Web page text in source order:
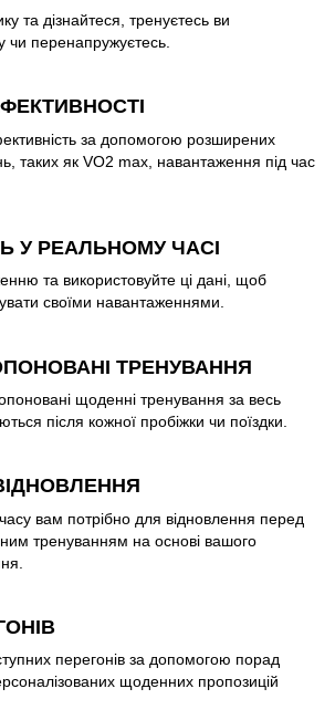
та дізнайтеся, тренуєтесь ви
чи перенапружуєтесь.
за допомогою розширених
таких як VO2 max, навантаження під час
У РЕАЛЬНОМУ ЧАСІ
та використовуйте ці дані, щоб
своїми навантаженнями.
ТРЕНУВАННЯ
щоденні тренування за весь
після кожної пробіжки чи поїздки.
часу вам потрібно для відновлення перед
тренуванням на основі вашого
перегонів за допомогою порад
щоденних пропозицій